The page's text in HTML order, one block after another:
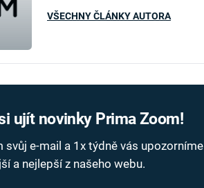
VŠECHNY ČLÁNKY AUTORA
ujít novinky Prima Zoom!
svůj e-mail a 1x týdně vás upozorníme
a nejlepší z našeho webu.